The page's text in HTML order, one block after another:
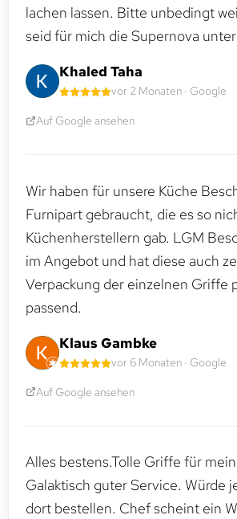
lachen lassen. Bitte unbedingt
seid für mich die Supernova
Khaled Taha
vor 2 Monaten · Google
Auf Google ansehen
Wir haben für unsere Küche
Furnipart gebraucht, die es so
Küchenherstellern gab. LGM
im Angebot und hat diese auch
Verpackung der einzelnen Griffe
passend.
Klaus Gambke
vor 6 Monaten · Google
Auf Google ansehen
Alles bestens.Tolle Griffe für
Galaktisch guter Service. Würde
dort bestellen. Chef scheint ein